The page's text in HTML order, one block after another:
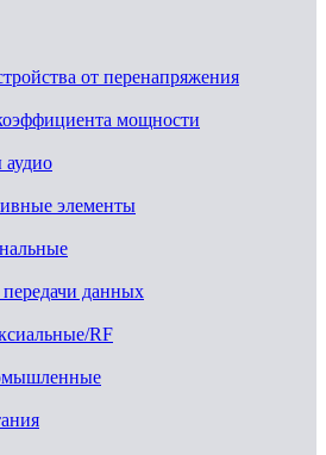
от перенапряжения
мощности
элементы
данных
RF